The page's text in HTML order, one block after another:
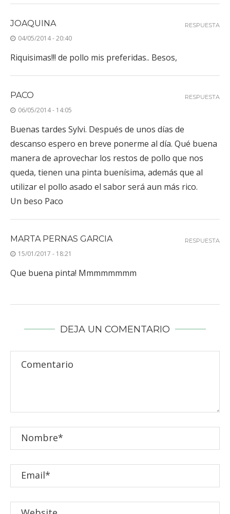
JOAQUINA
04/05/2014 - 20:40
Riquisimas!!! de pollo mis preferidas.. Besos,
RESPUESTA
PACO
06/05/2014 - 14:05
Buenas tardes Sylvi. Después de unos días de
descanso espero en breve ponerme al día. Qué buena
manera de aprovechar los restos de pollo que nos
queda, tienen una pinta buenísima, además que al
utilizar el pollo asado el sabor será aun más rico.
Un beso Paco
RESPUESTA
MARTA PERNAS GARCIA
15/01/2017 - 18:21
Que buena pinta! Mmmmmmmm
RESPUESTA
DEJA UN COMENTARIO